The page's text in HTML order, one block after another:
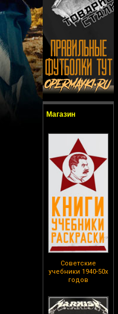
Магазин
Советские
учебники 1940-50х
годов